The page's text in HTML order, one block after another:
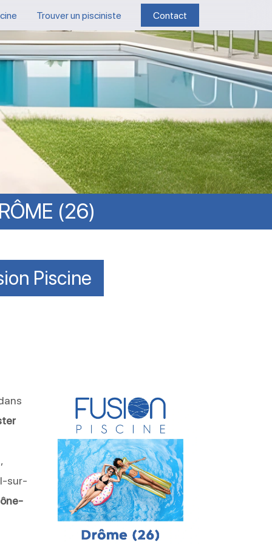
Trouver un pisciniste Contact
(26)
Piscine
sur-